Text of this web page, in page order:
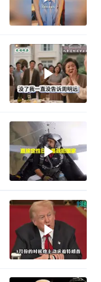
总书记关心百姓身边这些民生大事